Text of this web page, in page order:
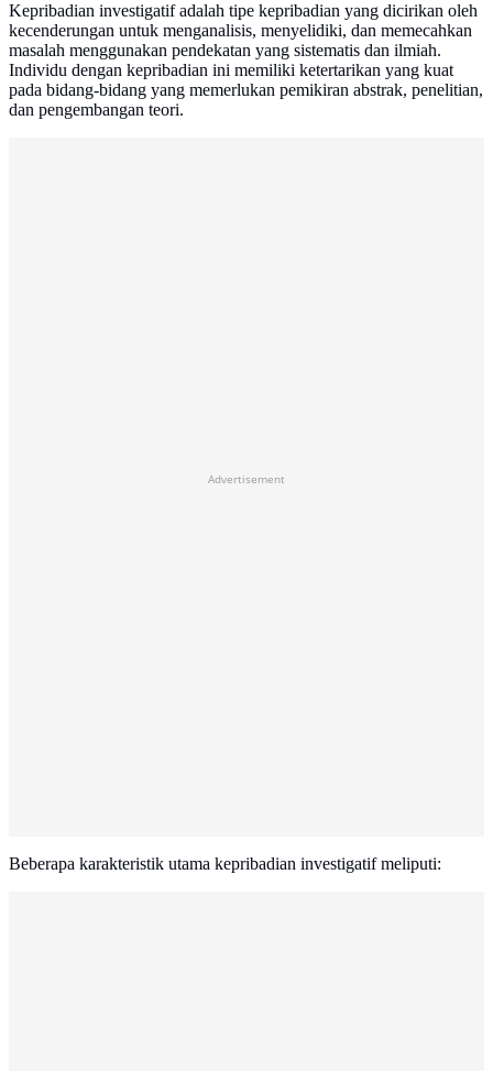
Kepribadian investigatif adalah tipe kepribadian yang dicirikan oleh
kecenderungan untuk menganalisis, menyelidiki, dan memecahkan
masalah menggunakan pendekatan yang sistematis dan ilmiah.
Individu dengan kepribadian ini memiliki ketertarikan yang kuat
pada bidang-bidang yang memerlukan pemikiran abstrak, penelitian,
dan pengembangan teori.
Advertisement
Beberapa karakteristik utama kepribadian investigatif meliputi: